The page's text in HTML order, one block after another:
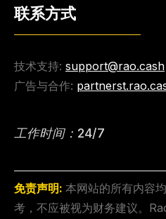
联系方式
技术支持: support@rao.cash
广告与合作:
工作时间：24/7
免责声明: 本网站的所有内容
考，不应被视为财务建议。